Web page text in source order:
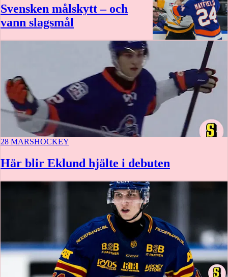
Svensken målskytt – och
vann slagsmål
28 MARSHOCKEY
Här blir Eklund hjälte i debuten